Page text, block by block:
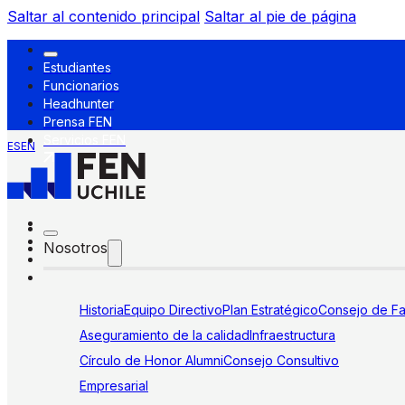
Saltar al contenido principal Saltar al pie de página
Estudiantes
Funcionarios
Headhunter
Prensa FEN
ESEN
Nosotros
HistoriaEquipo DirectivoPlan EstratégicoConsejo de
Aseguramiento de la calidadInfraestructura
Círculo de Honor AlumniConsejo Consultivo
Empresarial